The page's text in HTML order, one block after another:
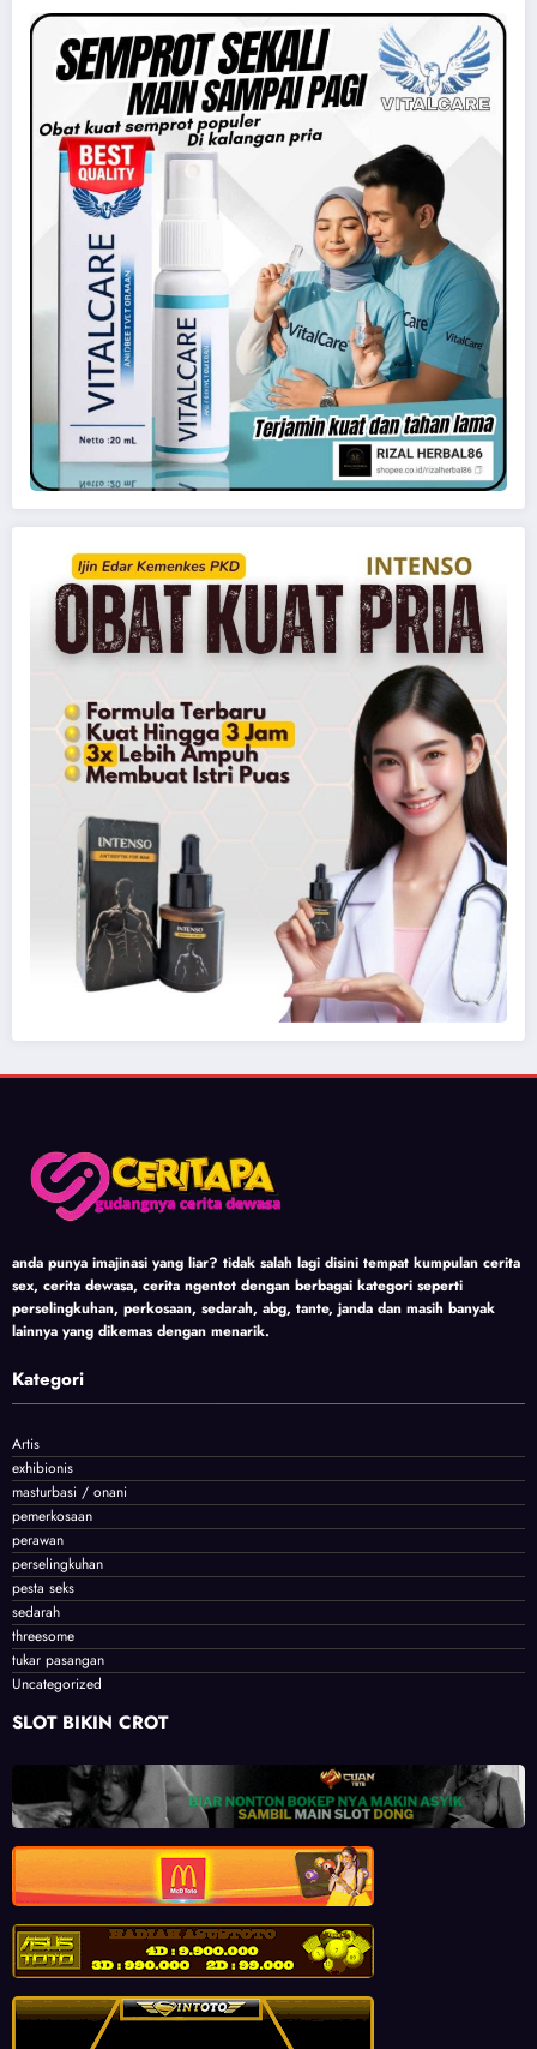
anda punya imajinasi yang liar? tidak salah lagi disini tempat kumpulan cerita
sex, cerita dewasa, cerita ngentot dengan berbagai kategori seperti
perselingkuhan, perkosaan, sedarah, abg, tante, janda dan masih banyak
lainnya yang dikemas dengan menarik.
Kategori
Artis
exhibionis
masturbasi / onani
pemerkosaan
perawan
perselingkuhan
pesta seks
sedarah
threesome
tukar pasangan
Uncategorized
SLOT BIKIN CROT